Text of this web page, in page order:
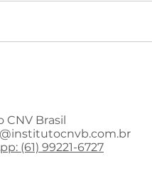
CNV Brasil
(61) 99221-6727